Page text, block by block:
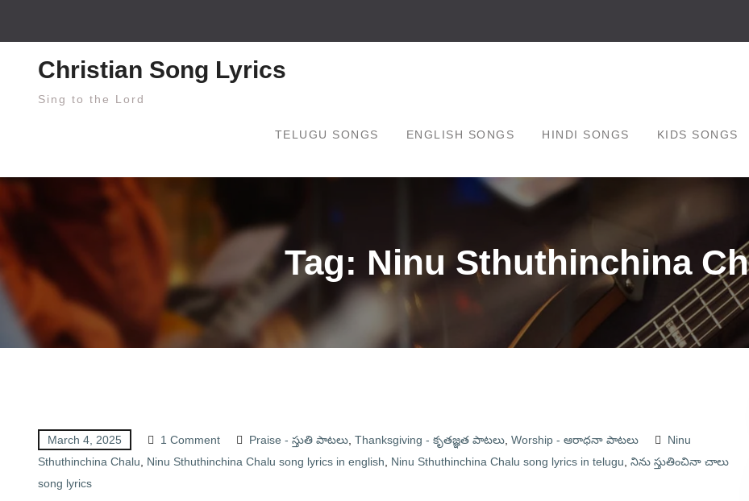
Christian Song Lyrics
Sing to the Lord
TELUGU SONGS ENGLISH SONGS HINDI SONGS KIDS SONGS
Tag: Ninu Sthuthinchina
March 4, 2025 1 Comment Praise - స్తుతి పాటలు Thanksgiving - కృతజ్ఞత పాటలు Worship - ఆరాధనా పాటలు
Ninu
Sthuthinchina Chalu
Ninu Sthuthinchina Chalu song lyrics in english Ninu Sthuthinchina Chalu song lyrics in telugu నిను స్తుతించినా చాలు
song lyrics